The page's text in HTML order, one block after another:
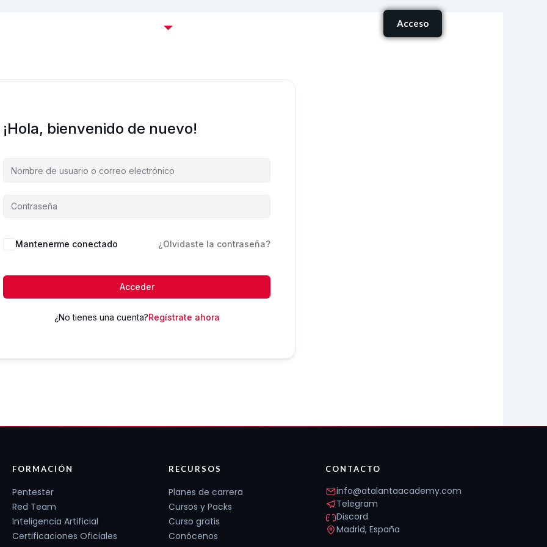
Acceso
¡Hola, bienvenido de nuevo!
Mantenerme conectado ¿Olvidaste la contraseña?
Acceder
¿No tienes una cuenta?Regístrate ahora
FORMACIÓN
Pentester
Red Team
Inteligencia Artificial
Certificaciones Oficiales
RECURSOS
Planes de carrera
Cursos y Packs
Curso gratis
Conócenos
CONTACTO
info@atalantaacademy.com
Telegram
Discord
Madrid, España